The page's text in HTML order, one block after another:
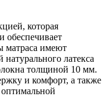
которая
обеспечивает
матраса имеют
латекса
толщиной 10 мм.
и комфорт, а также